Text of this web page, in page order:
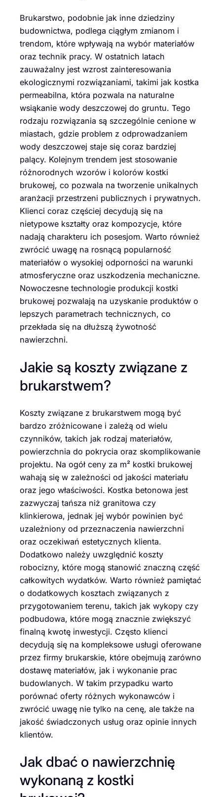
Brukarstwo, podobnie jak inne dziedziny
budownictwa, podlega ciągłym zmianom i
trendom, które wpływają na wybór materiałów
oraz technik pracy. W ostatnich latach
zauważalny jest wzrost zainteresowania
ekologicznymi rozwiązaniami, takimi jak kostka
permeabilna, która pozwala na naturalne
wsiąkanie wody deszczowej do gruntu. Tego
rodzaju rozwiązania są szczególnie cenione w
miastach, gdzie problem z odprowadzaniem
wody deszczowej staje się coraz bardziej
palący. Kolejnym trendem jest stosowanie
różnorodnych wzorów i kolorów kostki
brukowej, co pozwala na tworzenie unikalnych
aranżacji przestrzeni publicznych i prywatnych.
Klienci coraz częściej decydują się na
nietypowe kształty oraz kompozycje, które
nadają charakteru ich posesjom. Warto również
zwrócić uwagę na rosnącą popularność
materiałów o wysokiej odporności na warunki
atmosferyczne oraz uszkodzenia mechaniczne.
Nowoczesne technologie produkcji kostki
brukowej pozwalają na uzyskanie produktów o
lepszych parametrach technicznych, co
przekłada się na dłuższą żywotność
nawierzchni.
Jakie są koszty związane z
brukarstwem?
Koszty związane z brukarstwem mogą być
bardzo zróżnicowane i zależą od wielu
czynników, takich jak rodzaj materiałów,
powierzchnia do pokrycia oraz skomplikowanie
projektu. Na ogół ceny za m² kostki brukowej
wahają się w zależności od jakości materiału
oraz jego właściwości. Kostka betonowa jest
zazwyczaj tańsza niż granitowa czy
klinkierowa, jednak jej wybór powinien być
uzależniony od przeznaczenia nawierzchni
oraz oczekiwań estetycznych klienta.
Dodatkowo należy uwzględnić koszty
robocizny, które mogą stanowić znaczną część
całkowitych wydatków. Warto również pamiętać
o dodatkowych kosztach związanych z
przygotowaniem terenu, takich jak wykopy czy
podbudowa, które mogą znacznie zwiększyć
finalną kwotę inwestycji. Często klienci
decydują się na kompleksowe usługi oferowane
przez firmy brukarskie, które obejmują zarówno
dostawę materiałów, jak i wykonanie prac
budowlanych. W takim przypadku warto
porównać oferty różnych wykonawców i
zwrócić uwagę nie tylko na cenę, ale także na
jakość świadczonych usług oraz opinie innych
klientów.
Jak dbać o nawierzchnię
wykonaną z kostki